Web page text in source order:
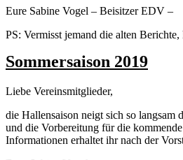
Eure Sabine Vogel – Beisitzer EDV –
PS: Vermisst jemand die alten
Sommersaison 2019
Liebe Vereinsmitglieder,
die Hallensaison neigt sich so langsam
und die Vorbereitung für die
Informationen erhaltet ihr nach der